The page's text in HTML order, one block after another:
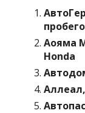
Аояма
Honda